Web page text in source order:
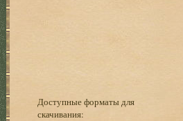
Доступные форматы для
скачивания: